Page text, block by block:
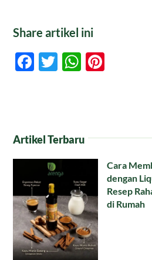
Share artikel ini
Facebook
Twitter
Artikel Terbaru
Cara
dengan
Resep
di Rumah